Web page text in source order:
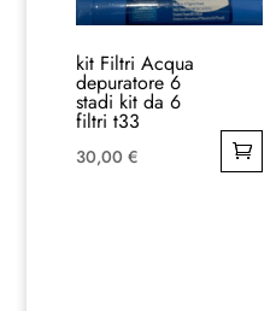
kit Filtri Acqua
depuratore 6
stadi kit da 6
filtri t33
30,00 €